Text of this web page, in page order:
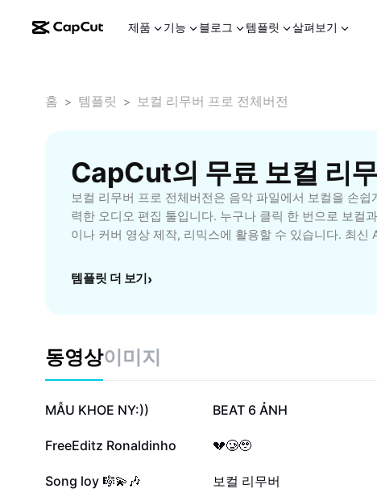
제품 기능 블로그 템플릿 살펴보기
홈 > 템플릿 > 보컬 리무버 프로 전체버전
CapCut의 무료 보컬 리
보컬 리무버 프로 전체버전은 음악 파일에서 보컬을 손쉽
력한 오디오 편집 툴입니다. 누구나 클릭 한 번으로 보컬
이나 커버 영상 제작, 리믹스에 활용할 수 있습니다. 최신
다양한 유저를 위한 직관적인 인터페이스와 고급 기능을
템플릿 더 보기›
동영상이미지
23.8만
MẪU KHOE NY:)) 19.4만
BEAT 6 ẢNH
2.7만
FreeEditz Ronaldinho 1.1만
💔🥲🥹
844
Song loy 🎼💫🎶 731
보컬 리무버